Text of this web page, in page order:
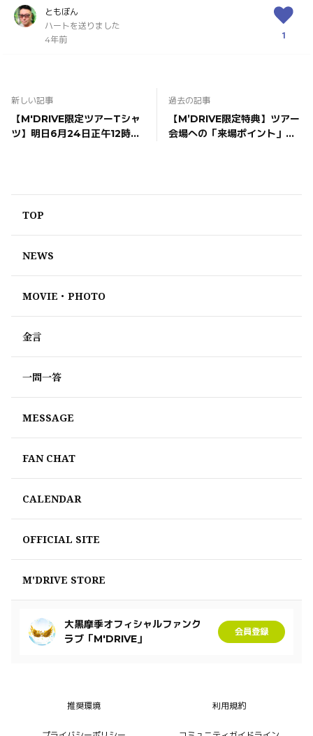
ともぼん
ハートを送りました
4年前
1
4年前
かっぺい
4年前
4年前
1
新しい記事
【M'DRIVE限定ツアーTシャ
ツ】明日6月24日正午12時よ
過去の記事
【M’DRIVE限定特典】ツアー
会場への「来場ポイント」に
TOP
NEWS
MOVIE・PHOTO
金言
一問一答
MESSAGE
FAN CHAT
CALENDAR
OFFICIAL SITE
M'DRIVE STORE
大黒摩季オフィシャルファンク
ラブ「M'DRIVE」
会員登録
推奨環境 利用規約